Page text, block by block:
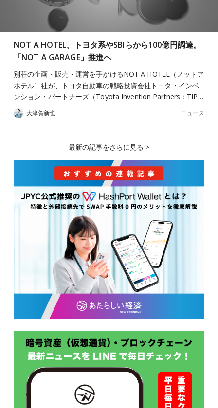
NOT A HOTEL、トヨタ系やSBIらから100億円調達。
「NOT A GARAGE」推進へ
別荘の企画・販売・運営を手がけるNOT A HOTEL（ノットア
ホテル）社が、トヨタ自動車の戦略投資会社トヨタ・インベ
ンション・パートナーズ（Toyota Invention Partners：TIP…
大津賀新也 ニュース
最新の記事をさらに見る >